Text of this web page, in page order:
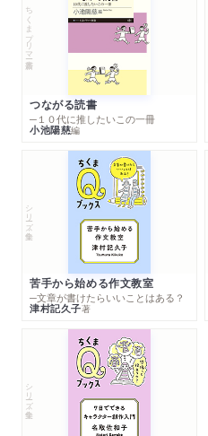
ちくまプリマー新書
つながる読書
─１０代に推したいこの一冊
小池陽慈編
シリーズ・全集
苦手から始める作文教室
─文章が書けたらいいことはある？
津村記久子著
シリーズ・全集